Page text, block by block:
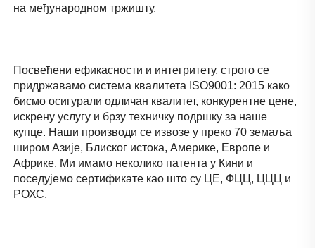
на међународном тржишту.
Посвећени ефикасности и интегритету, строго се
придржавамо система квалитета ISO9001: 2015 како
бисмо осигурали одличан квалитет, конкурентне цене,
искрену услугу и брзу техничку подршку за наше
купце. Наши производи се извозе у преко 70 земаља
широм Азије, Блиског истока, Америке, Европе и
Африке. Ми имамо неколико патента у Кини и
поседујемо сертификате као што су ЦЕ, ФЦЦ, ЦЦЦ и
РОХС.